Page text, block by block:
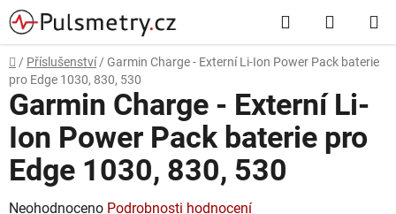
Přejít
na
obsah
Hledat
KOŠÍK
Domů
/ Příslušenství / Garmin Charge - Externí Li-Ion Power Pack baterie
pro Edge 1030, 830, 530
Garmin Charge - Externí Li-
Ion Power Pack baterie pro
Edge 1030, 830, 530
Průměrné
Neohodnoceno Podrobnosti hodnocení